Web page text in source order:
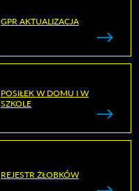
GPR AKTUALIZACJA
POSIŁEK W DOMU I W
SZKOLE
REJESTR ŻŁOBKÓW